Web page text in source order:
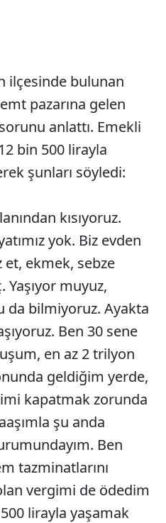
ilçesinde bulunan
pazarına gelen
anlattı. Emekli
12 bin 500 lirayla
şunları söyledi:
kısıyoruz.
yok. Biz evden
et, ekmek, sebze
Yaşıyor muyuz,
da bilmiyoruz. Ayakta
Ben 30 sene
en az 2 trilyon
geldiğim yerde,
kapatmak zorunda
şu anda
Ben
tazminatlarını
vergimi de ödedim
lirayla yaşamak